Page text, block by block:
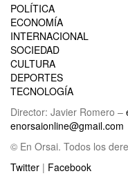
POLÍTICA
ECONOMÍA
INTERNACIONAL
SOCIEDAD
CULTURA
DEPORTES
TECNOLOGÍA
Director: Javier Romero –
enorsaionline@gmail.com
© En Orsai. Todos los
Twitter | Facebook